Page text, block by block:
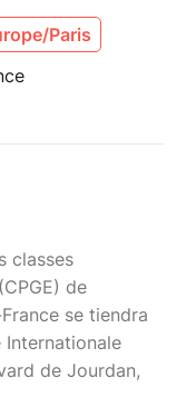
Paris
classes
de
se tiendra
Internationale
de Jourdan,